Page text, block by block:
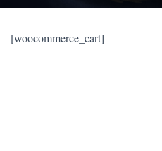
[woocommerce_cart]